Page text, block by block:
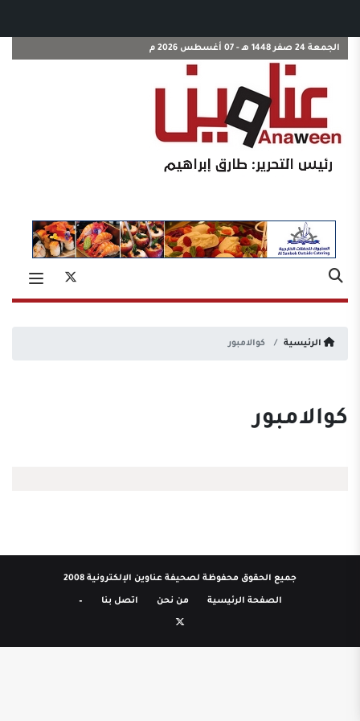
الجمعة 24 صفر 1448 هـ - 07 أغسطس 2026 م
الرئيسية كوالامبور
كوالامبور
جميع الحقوق محفوظة لصحيفة عناوين الإلكترونية 2008
الصفحة الرئيسية من نحن اتصل بنا –